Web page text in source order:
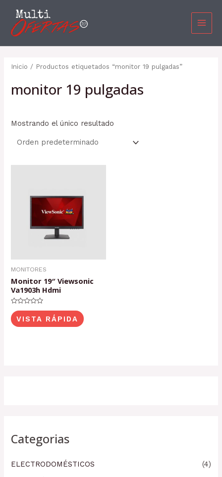
contenido
Categorias
ELECTRODOMÉSTICOS (4)
Inicio / Productos etiquetados “monitor 19 pulgadas”
monitor 19 pulgadas
Mostrando el único resultado
MONITORES
Monitor 19″ Viewsonic
Va1903h Hdmi
Valorado
con
0
de
VISTA RÁPIDA